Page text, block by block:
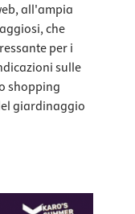
all'ampia
che
per i
sulle
shopping
giardinaggio